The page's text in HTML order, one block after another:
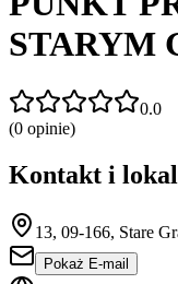
STARYM
0.0
(0 opinie)
Kontakt i
13, 09-166, Stare
Pokaż E-mail